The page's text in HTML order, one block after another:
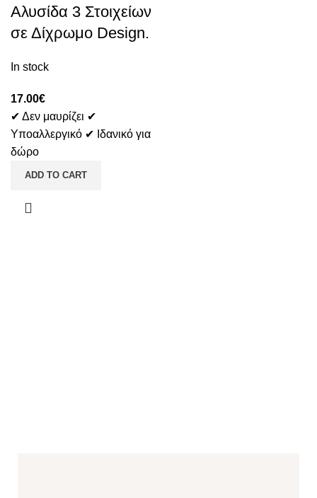
Αλυσίδα 3 Στοιχείων
σε Δίχρωμο Design.
In stock
17.00€
✔ Δεν μαυρίζει ✔
Υποαλλεργικό ✔ Ιδανικό για
δώρο
ADD TO CART